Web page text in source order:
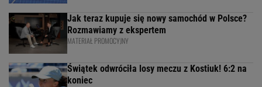
Jak teraz kupuje się nowy samochód w Polsce?
Rozmawiamy z ekspertem
MATERIAŁ PROMOCYJNY
Świątek odwróciła losy meczu z Kostiuk! 6:2 na
koniec